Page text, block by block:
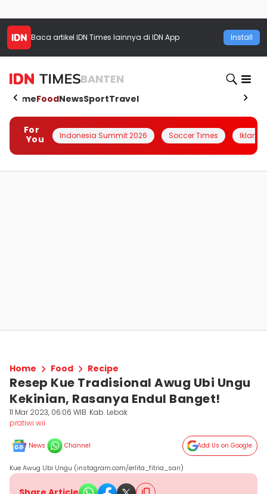
Baca artikel IDN Times lainnya di IDN App Install
BANTEN
HomeFoodNewsSportTravel
For
You
Indonesia Summit 2026 Soccer Times Iklanin
Home Food Recipe
Resep Kue Tradisional Awug Ubi Ungu
Kekinian, Rasanya Endul Banget!
11 Mar 2023, 06:06 WIB Kab. Lebak
pratiwi wii
News Channel Add Us on Google
Kue Awug Ubi Ungu (instagram.com/erlita_fitria_sari)